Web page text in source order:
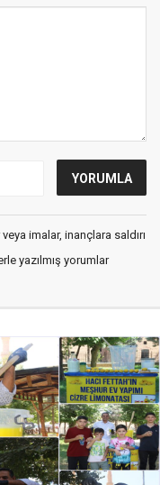
imalar, inançlara saldırı
yazılmış yorumlar